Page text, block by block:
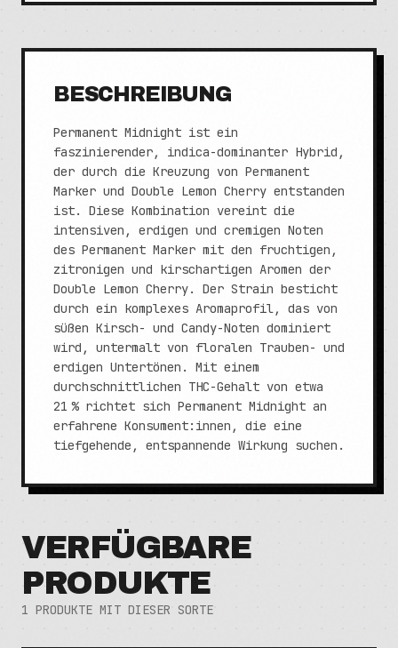
BESCHREIBUNG
Permanent Midnight ist ein
faszinierender, indica-dominanter Hybrid,
der durch die Kreuzung von Permanent
Marker und Double Lemon Cherry entstanden
ist. Diese Kombination vereint die
intensiven, erdigen und cremigen Noten
des Permanent Marker mit den fruchtigen,
zitronigen und kirschartigen Aromen der
Double Lemon Cherry. Der Strain besticht
durch ein komplexes Aromaprofil, das von
süßen Kirsch- und Candy-Noten dominiert
wird, untermalt von floralen Trauben- und
erdigen Untertönen. Mit einem
durchschnittlichen THC-Gehalt von etwa
21 % richtet sich Permanent Midnight an
erfahrene Konsument:innen, die eine
tiefgehende, entspannende Wirkung suchen.
VERFÜGBARE
PRODUKTE
1 PRODUKTE MIT DIESER SORTE